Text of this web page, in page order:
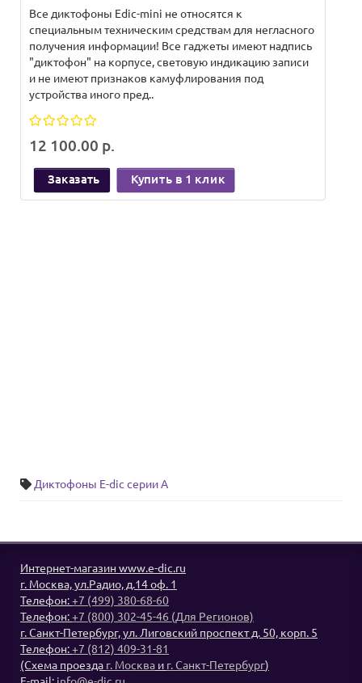
Все диктофоны Edic-mini не относятся к
специальным техническим средствам для негласного
получения информации! Все гаджеты имеют надпись
"диктофон" на корпусе, световую индикацию записи
и не имеют признаков камуфлирования под
устройства иного пред..
12 100.00 р.
Заказать Купить в 1 клик
Диктофоны E-dic серии A
Интернет-магазин www.e-dic.ru
г. Москва, ул.Радио, д.14 оф. 1
Телефон:+7 (499) 380-68-60
Телефон:+7 (800) 302-45-46 (Для Регионов)
г. Санкт-Петербург, ул. Лиговский проспект д. 50, корп. 5
Телефон:+7 (812) 409-31-81
(Схема проезда г. Москва и г. Санкт-Петербург)